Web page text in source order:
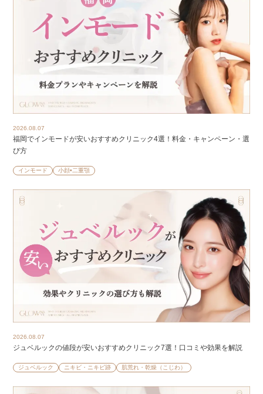
2026.08.07
福岡でインモードが安いおすすめクリニック4選！料金・キャンペーン・選
び方
インモード 小顔•二重顎
2026.08.07
ジュベルックの値段が安いおすすめクリニック7選！口コミや効果を解説
ジュベルック ニキビ・ニキビ跡 肌荒れ・乾燥（こじわ）